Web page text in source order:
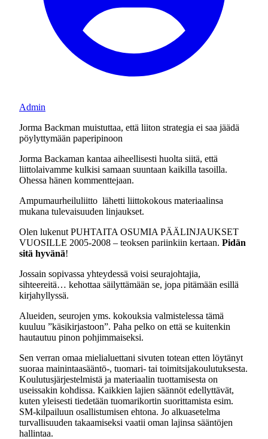
Admin
Jorma Backman muistuttaa, että liiton strategia ei saa jäädä
pöylyttymään paperipinoon
Jorma Backaman kantaa aiheellisesti huolta siitä, että
liittolaivamme kulkisi samaan suuntaan kaikilla tasoilla.
Ohessa hänen kommenttejaan.
Ampumaurheiluliitto lähetti liittokokous materiaalinsa
mukana tulevaisuuden linjaukset.
Olen lukenut PUHTAITA OSUMIA PÄÄLINJAUKSET
VUOSILLE 2005-2008 – teoksen pariinkiin kertaan. Pidän
sitä hyvänä!
Jossain sopivassa yhteydessä voisi seurajohtajia,
sihteereitä… kehottaa säilyttämään se, jopa pitämään esillä
kirjahyllyssä.
Alueiden, seurojen yms. kokouksia valmistelessa tämä
kuuluu ”käsikirjastoon”. Paha pelko on että se kuitenkin
hautautuu pinon pohjimmaiseksi.
Sen verran omaa mielialuettani sivuten totean etten löytänyt
suoraa mainintaasääntö-, tuomari- tai toimitsijakoulutuksesta.
Koulutusjärjestelmistä ja materiaalin tuottamisesta on
useissakin kohdissa. Kaikkien lajien säännöt edellyttävät,
kuten yleisesti tiedetään tuomarikortin suorittamista esim.
SM-kilpailuun osallistumisen ehtona. Jo alkuasetelma
turvallisuuden takaamiseksi vaatii oman lajinsa sääntöjen
hallintaa.